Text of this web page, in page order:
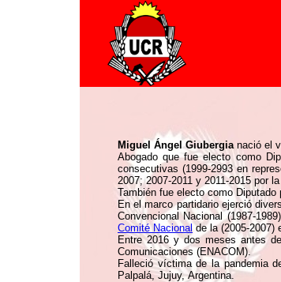
Miguel Ángel Giubergianació el
Abogado que fue electo como
consecutivas (1999-2993 en
2007; 2007-2011 y 2011-2015 por la
También fue electo como
En el marco partidario ejerció
Convencional Nacional (1987-
Comité Nacional de la (2005-2007)
Entre 2016 y dos meses antes
Comunicaciones (ENACOM).
Falleció víctima de la pandemia
Palpalá, Jujuy, Argentina.